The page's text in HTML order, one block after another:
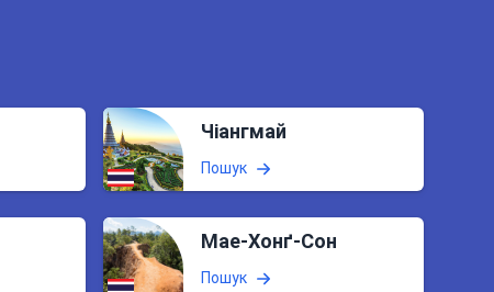
Чіангмай
Пошук
Мае-Хонґ-Сон
Пошук